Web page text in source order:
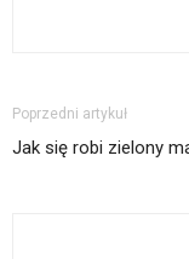
Poprzedni artykuł
Jak się robi zielony